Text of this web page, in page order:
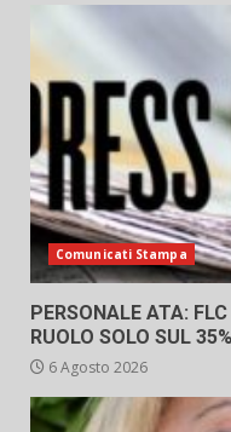
Comunicati Stampa
PERSONALE ATA:
RUOLO SOLO SUL
6 Agosto 2026